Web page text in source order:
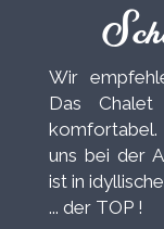
Wir
Das
uns bei der
ist in
... der TOP !